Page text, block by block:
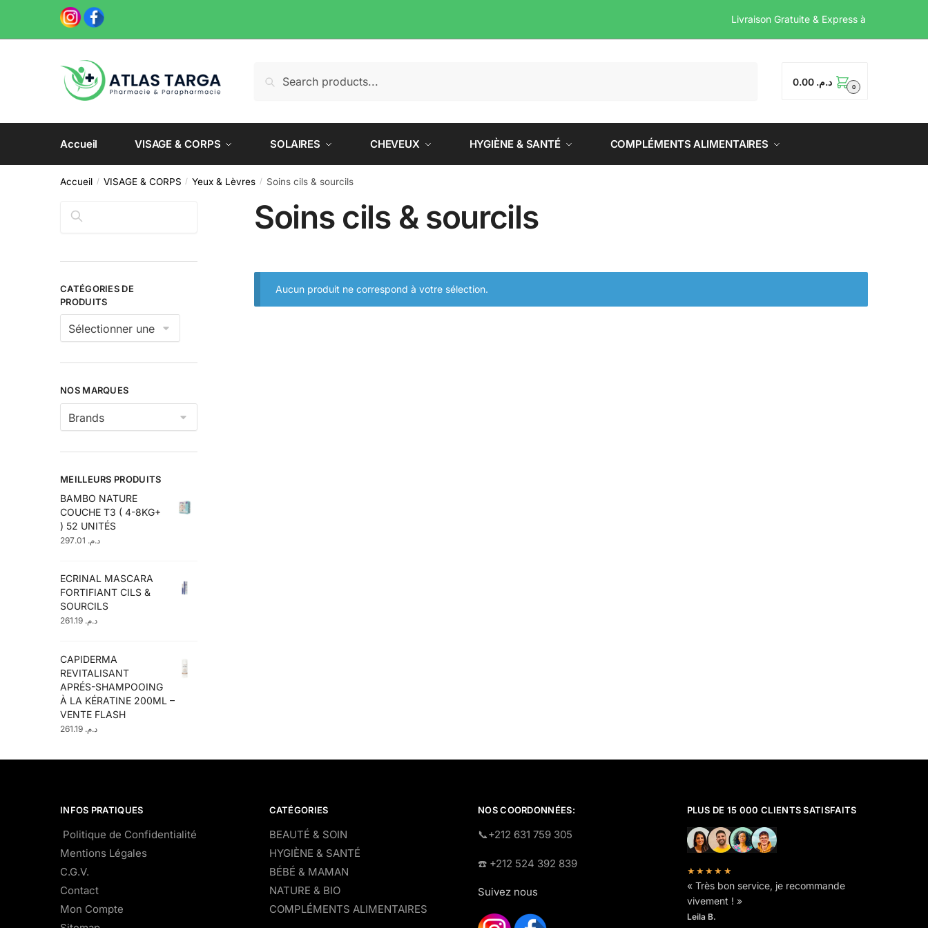
navigation
content
Livraison Gratuite &
pour :
د.م. 0.00 0
Accueil VISAGE & CORPS SOLAIRES CHEVEUX HYGIÈNE & SANTÉ COMPLÉMENTS ALIMENTAIRES
Accueil / VISAGE & CORPS / Yeux & Lèvres / Soins cils & sourcils
Soins cils & sourcils
Aucun produit ne correspond à votre sélection.
Rechercher
CATÉGORIES DE
PRODUITS
NOS MARQUES
MEILLEURS PRODUITS
BAMBO NATURE
COUCHE T3 ( 4-8KG+
) 52 UNITÉS
د.م.
ECRINAL MASCARA
FORTIFIANT CILS &
SOURCILS
د.م.
CAPIDERMA
REVITALISANT
APRÉS-SHAMPOOING
À LA KÉRATINE 200ML –
VENTE FLASH
د.م.
INFOS PRATIQUES
Politique de Confidentialité
Mentions Légales
C.G.V.
Contact
Mon Compte
CATÉGORIES
BEAUTÉ & SOIN
HYGIÈNE & SANTÉ
BÉBÉ & MAMAN
NATURE & BIO
COMPLÉMENTS ALIMENTAIRES
NOS COORDONNÉES:
​📞+212 631 759 305
☎️​ +212 524 392 839
Suivez nous
PLUS DE 15 000 CLIENTS SATISFAITS
★★★★★
« Très bon service, je recommande
vivement ! »
Leila B.